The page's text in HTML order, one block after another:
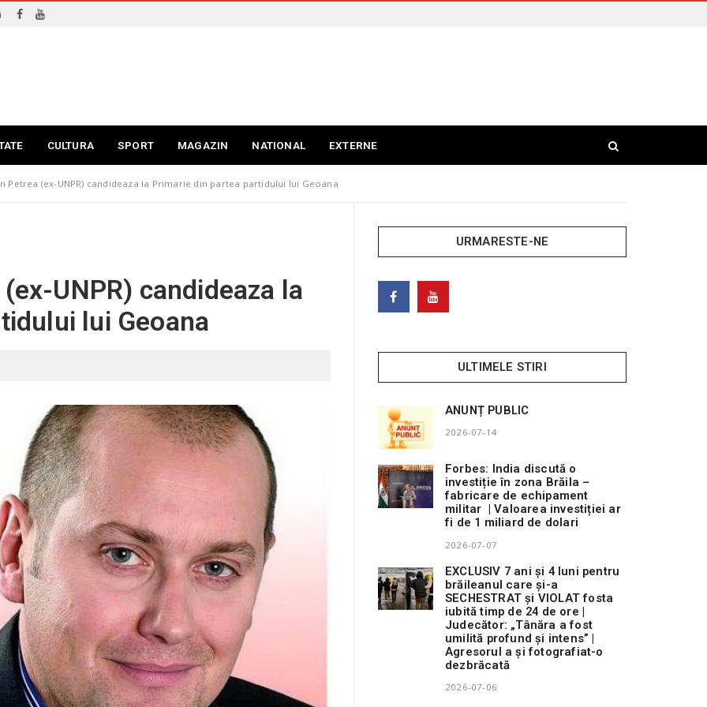
CULTURA SPORT MAGAZIN NATIONAL EXTERNE
Petrea (ex-UNPR) candideaza la Primarie din partea partidului lui Geoana
UNPR) candideaza la
lui Geoana
URMARESTE-NE
ULTIMELE STIRI
ANUNȚ PUBLIC
2026-07-14
Forbes: India discută o
investiție în zona Brăila –
fabricare de echipament
militar | Valoarea investiției ar
fi de 1 miliard de dolari
2026-07-07
EXCLUSIV 7 ani și 4 luni pentru
brăileanul care și-a
SECHESTRAT și VIOLAT fosta
iubită timp de 24 de ore |
Judecător: „Tânăra a fost
umilită profund și intens” |
Agresorul a și fotografiat-o
dezbrăcată
2026-07-06